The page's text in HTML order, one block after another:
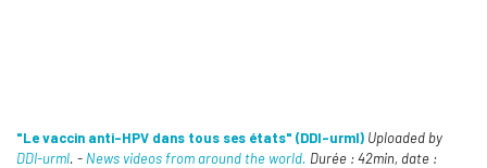
"Le vaccin anti-HPV dans tous ses états" (DDI-urml) Uploaded by
DDI-urml. - News videos from around the world. Durée : 42min, date :